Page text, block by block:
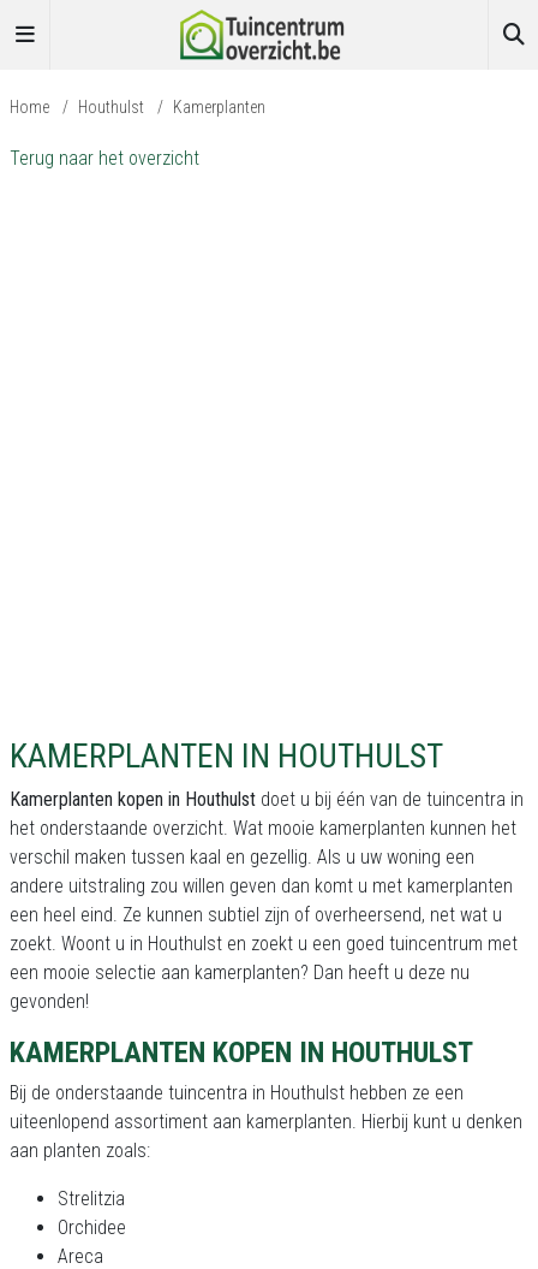
Home / Houthulst / Kamerplanten
Terug naar het overzicht
KAMERPLANTEN IN HOUTHULST
Kamerplanten kopen in Houthulst doet u bij één van de tuincentra in
het onderstaande overzicht. Wat mooie kamerplanten kunnen het
verschil maken tussen kaal en gezellig. Als u uw woning een
andere uitstraling zou willen geven dan komt u met kamerplanten
een heel eind. Ze kunnen subtiel zijn of overheersend, net wat u
zoekt. Woont u in Houthulst en zoekt u een goed tuincentrum met
een mooie selectie aan kamerplanten? Dan heeft u deze nu
gevonden!
KAMERPLANTEN KOPEN IN HOUTHULST
Bij de onderstaande tuincentra in Houthulst hebben ze een
uiteenlopend assortiment aan kamerplanten. Hierbij kunt u denken
aan planten zoals:
Strelitzia
Orchidee
Areca